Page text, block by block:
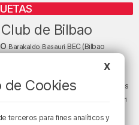
de Bilbao
Barakaldo Basauri BEC (Bilbao
Bizkaia
Copa del Rey cultura
Cáritas
Enkarterri
(País Vasco)
X
Cookies
terceros para fines analíticos y